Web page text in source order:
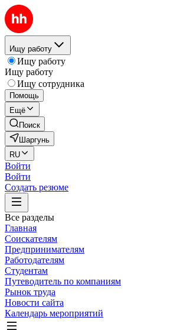
Ищу работу
Ищу работу
Ищу работу
Ищу сотрудника
Помощь
Ещё
Поиск
Шаргунь
RU
Войти
Войти
Создать резюме
Все разделы
Главная
Соискателям
Предпринимателям
Работодателям
Студентам
Путеводитель по компаниям
Рынок труда
Новости сайта
Календарь мероприятий